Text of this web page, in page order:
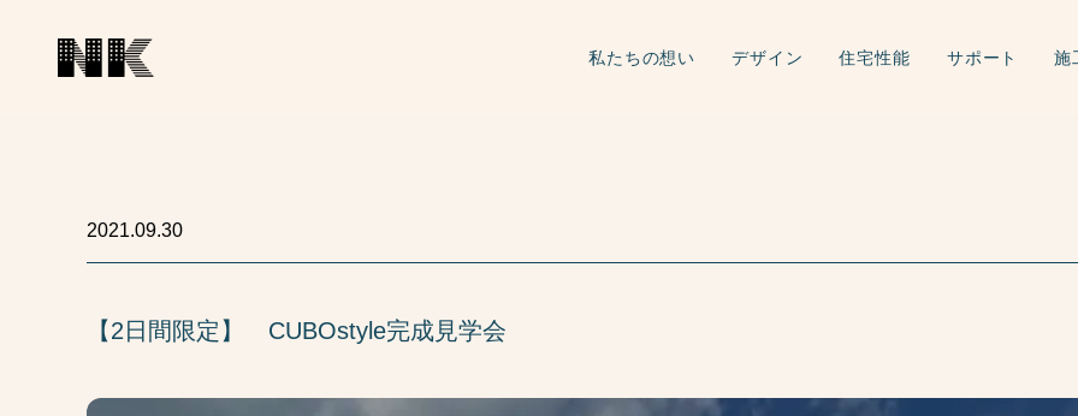
私たちの想い デザイン 住宅性能 サポート 施
2021.09.30
【2日間限定】 CUBOstyle完成見学会